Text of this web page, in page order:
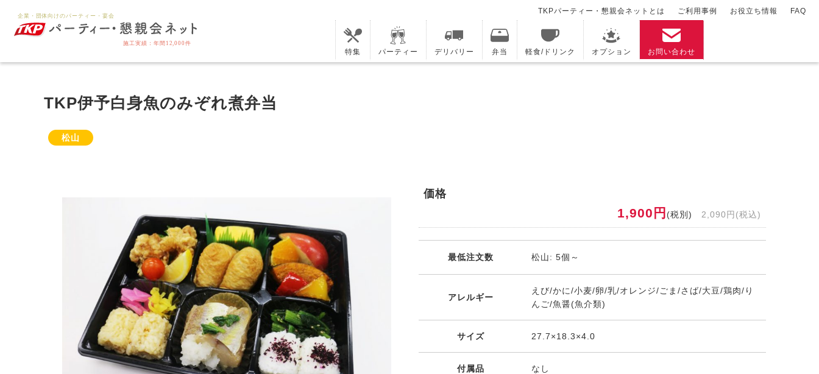
特集 パーティー デリバリー 弁当 軽食/ドリンク オプション お問い合わせ
TKPパーティー・懇親会ネットとは ご利用事例 お役立ち情報 FAQ
TKP伊予白身魚のみぞれ煮弁当
松山
価格
1,900円 (税別) 2,090円(税込)
最低注文数 松山: 5個～
アレルギー
えび/かに/小麦/卵/乳/オレンジ/ごま/さば/大豆/鶏肉/り
んご/魚醤(魚介類)
サイズ 27.7×18.3×4.0
付属品 なし